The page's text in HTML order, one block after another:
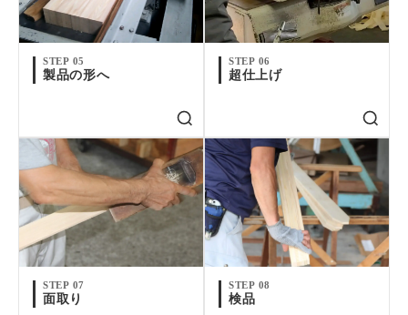
STEP 05
製品の形へ
STEP 06
超仕上げ
STEP 07
面取り
STEP 08
検品